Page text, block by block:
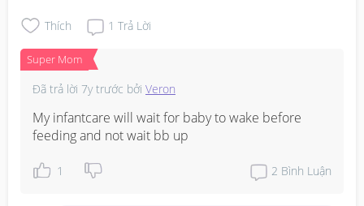
Thích 1 Trả Lời
Super Mom
Đã trả lời 7y trước bởi Veron
My infantcare will wait for baby to wake before
feeding and not wait bb up
1 2 Bình Luận